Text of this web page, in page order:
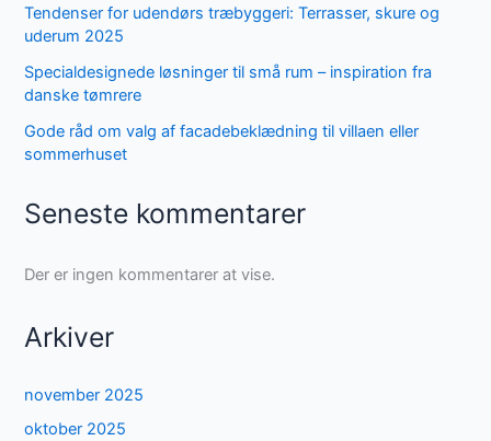
Tendenser for udendørs træbyggeri: Terrasser, skure og
uderum 2025
Specialdesignede løsninger til små rum – inspiration fra
danske tømrere
Gode råd om valg af facadebeklædning til villaen eller
sommerhuset
Seneste kommentarer
Der er ingen kommentarer at vise.
Arkiver
november 2025
oktober 2025